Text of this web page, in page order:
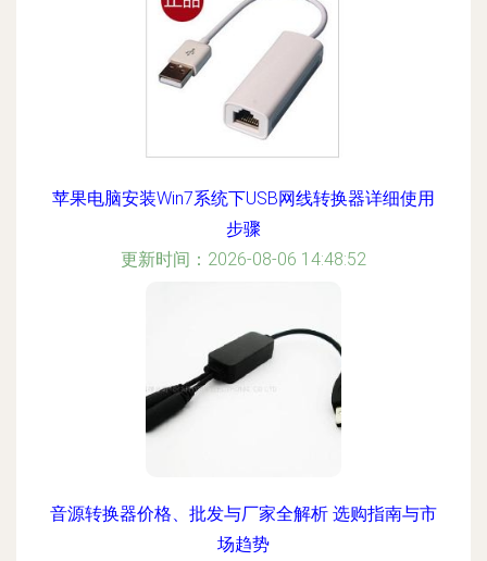
苹果电脑安装Win7系统下USB网线转换器详细使用
步骤
更新时间：2026-08-06 14:48:52
音源转换器价格、批发与厂家全解析 选购指南与市
场趋势